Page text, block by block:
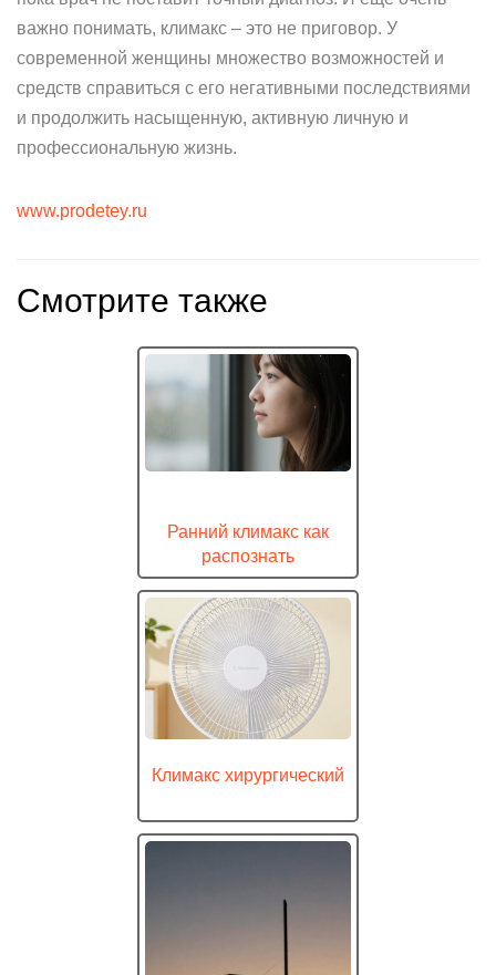
важно понимать, климакс – это не приговор. У
современной женщины множество возможностей и
средств справиться с его негативными последствиями
и продолжить насыщенную, активную личную и
профессиональную жизнь.
www.prodetey.ru
Смотрите также
Ранний климакс как
распознать
Климакс хирургический